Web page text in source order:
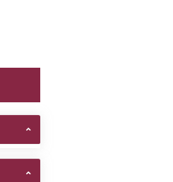
0.00022506713867188